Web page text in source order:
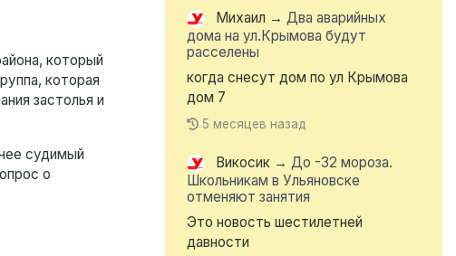
который
которая
застолья и
судимый
о
Михаил → Два аварийных
дома на ул.Крымова будут
расселены
когда снесут дом по ул Крымова
дом 7
5 месяцев назад
Викосик → До -32 мороза.
Школьникам в Ульяновске
отменяют занятия
Это новость шестилетней
давности